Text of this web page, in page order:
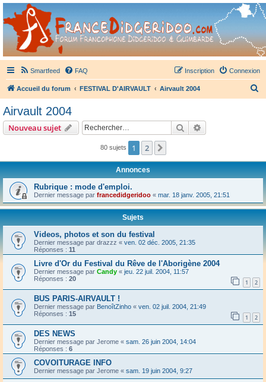
France Didgeridoo
Didgeridoo et Guimbarde sur France Didgeridoo - retrouvez la communauté.
Smartfeed FAQ Connexion
Inscription
Accueil du forum FESTIVAL D'AIRVAULT Airvault 2004
r
e
Airvault 2004
Nouveau sujet Rechercher
80 sujets 1 2
Annonces
Rubrique : mode d'emploi.
Dernier message par francedidgeridoo « mar. 18 janv. 2005, 21:51
Sujets
Videos, photos et son du festival
Dernier message par drazzz « ven. 02 déc. 2005, 21:35
Réponses : 11
Livre d'Or du Festival du Rêve de l'Aborigène 2004
Dernier message par Candy « jeu. 22 juil. 2004, 11:57
Réponses : 20 1 2
BUS PARIS-AIRVAULT !
Dernier message par BenoîtZinho « ven. 02 juil. 2004, 21:49
Réponses : 15 1 2
DES NEWS
Dernier message par Jerome « sam. 26 juin 2004, 14:04
Réponses : 6
COVOITURAGE INFO
Dernier message par Jerome « sam. 19 juin 2004, 9:27